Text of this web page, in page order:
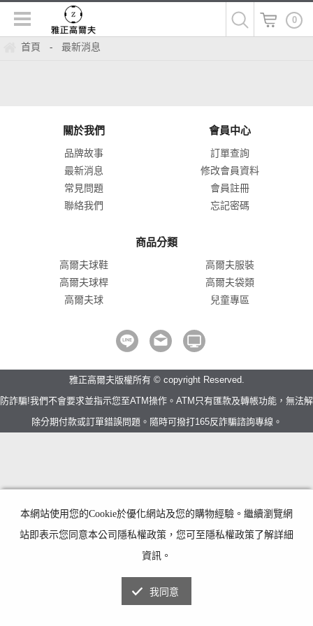
0
首頁 - 最新消息
關於我們
品牌故事
最新消息
常見問題
聯絡我們
會員中心
訂單查詢
修改會員資料
會員註冊
忘記密碼
商品分類
高爾夫球鞋
高爾夫服裝
高爾夫球桿
高爾夫袋類
高爾夫球
兒童專區
雅正高爾夫版權所有 © copyright Reserved.
防詐騙!我們不會要求並指示您至ATM操作。ATM只有匯款及轉帳功能，無法解
除分期付款或訂單錯誤問題。隨時可撥打165反詐騙諮詢專線。
本網站使用您的Cookie於優化網站及您的購物經驗。繼續瀏覽網
站即表示您同意本公司隱私權政策，您可至隱私權政策了解詳細
資訊。
我同意